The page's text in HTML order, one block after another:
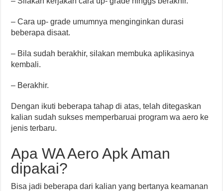
– Cara up- grade umumnya menginginkan durasi
beberapa disaat.
– Bila sudah berakhir, silakan membuka aplikasinya
kembali.
– Berakhir.
Dengan ikuti beberapa tahap di atas, telah ditegaskan
kalian sudah sukses memperbaruai program wa aero ke
jenis terbaru.
Apa WA Aero Apk Aman
dipakai?
Bisa jadi beberapa dari kalian yang bertanya keamanan